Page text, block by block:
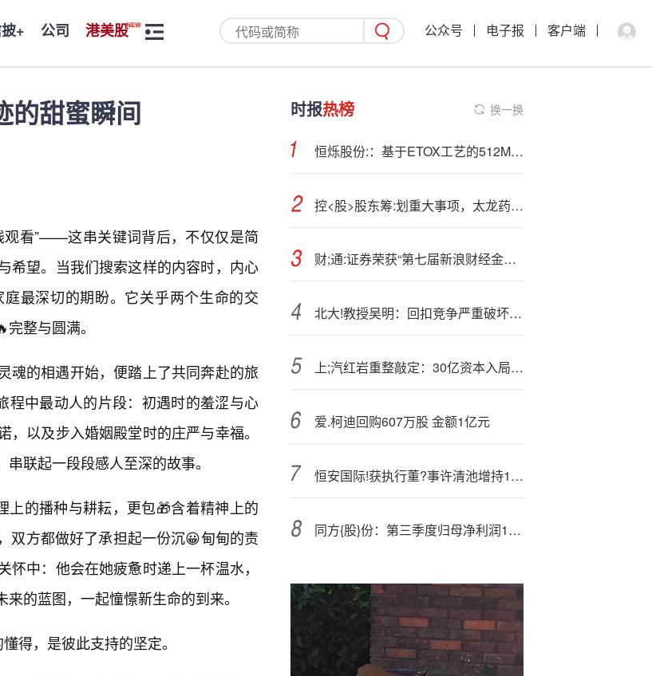
+ 公司 港美股 公众号 电子报 客户端
的甜蜜瞬间
观看”——这串关键词背后，不仅仅是简
希望。当我们搜索这样的内容时，内心
最深切的期盼。它关乎两个生命的交
整与圆满。
魂的相遇开始，便踏上了共同奔赴的旅
程中最动人的片段：初遇时的羞涩与心
以及步入婚姻殿堂时的庄严与幸福。
联起一段段感人至深的故事。
上的播种与耕耘，更包🎁含着精神上的
双方都做好了承担起一份沉😀甸甸的责
中：他会在她疲惫时递上一杯温水，
的蓝图，一起憧憬新生命的到来。
得，是彼此支持的坚定。
时报热榜 换一换
恒烁股份:：基于ETOX工艺的512Mb的nor flash产品目前正在研发中
控<股>股东筹:划重大事项，太龙药业12月4日起继续停牌
财;通:证券荣获“第七届新浪财经金麒麟最佳分析师评选”3项大奖
北大!教授吴明：回扣竞争严重破坏医药市场和医疗市场秩序
上;汽红岩重整敲定：30亿资本入局，控制权将易主，四方联合体控 66% 股权！
爱.柯迪回购607万股 金额1亿元
恒安国际!获执行董?事许清池增持10万股 每股作价25港元
同方{股}份：第三季度归母净利润1.84亿元，同比增加108.03%